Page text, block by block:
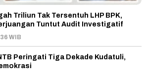
Triliun Tak Tersentuh LHP BPK,
Tuntut Audit Investigatif
WIB
Peringati Tiga Dekade Kudatuli,